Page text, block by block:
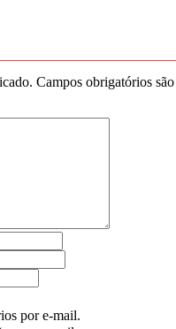
Campos obrigatórios são
por e-mail.